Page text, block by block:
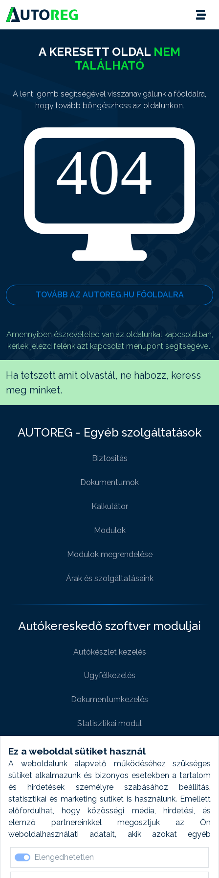
Ez a weboldal sütiket használ
A weboldalunk alapvető működéséhez szükséges
sütiket alkalmazunk és bizonyos esetekben a tartalom
és hirdetések személyre szabásához beállítás,
statisztikai és marketing sütiket is használunk. Emellett
előfordulhat, hogy közösségi média, hirdetési, és
elemző partnereinkkel megosztjuk az Ön
weboldalhasználati adatait, akik azokat egyéb
forrásokból gyűjtött adatokkal kombinálhatják. A sütik
elfogadásával kapcsolatosan naplózást végzünk és
ezen adatokat 6 hónap után automatikusan töröljük. A
Elengedhetetlen
A KERESETT OLDAL NEM
TALÁLHATÓ
A lenti gomb segítségével visszanavigálunk a főoldalra,
hogy tovább böngészhess az oldalunkon.
TOVÁBB AZ AUTOREG.HU FŐOLDALRA
Amennyiben észrevételed van az oldalunkal kapcsolatban,
kérlek jelezd felénk azt kapcsolat menüpont segítségével.
Ha tetszett amit olvastál, ne habozz, keress
meg minket.
AUTOREG - Egyéb szolgáltatások
Biztositás
Dokumentumok
Kalkulátor
Modulok
Modulok megrendelése
Árak és szolgáltatásaink
Autókereskedő szoftver moduljai
Autókészlet kezelés
Ügyfélkezelés
Dokumentumkezelés
Statisztikai modul
Weboldal modul
Fényképtár extra modul
Autómosó modul
Feladatütemezés